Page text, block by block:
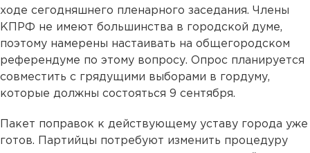
ходе сегодняшнего пленарного заседания. Члены
КПРФ не имеют большинства в городской думе,
поэтому намерены настаивать на общегородском
референдуме по этому вопросу. Опрос планируется
совместить с грядущими выборами в гордуму,
которые должны состояться 9 сентября.
Пакет поправок к действующему уставу города уже
готов. Партийцы потребуют изменить процедуру